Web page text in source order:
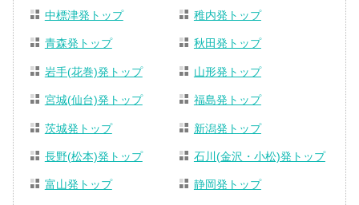
中標津発トップ 稚内発トップ
青森発トップ 秋田発トップ
岩手(花巻)発トップ 山形発トップ
宮城(仙台)発トップ 福島発トップ
茨城発トップ 新潟発トップ
長野(松本)発トップ 石川(金沢・小松)発トップ
富山発トップ 静岡発トップ